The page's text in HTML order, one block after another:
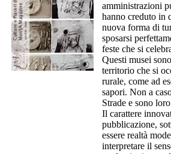
amministrazioni
hanno creduto in
nuova forma di
sposarsi
feste che si
Questi musei
territorio che si
rurale, come ad
sapori. Non a
Strade e sono
Il carattere
pubblicazione,
essere realtà
interpretare il